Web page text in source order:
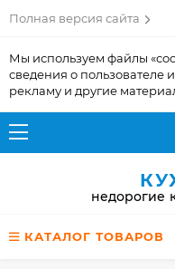
Полная версия сайта
Мы используем файлы
сведения о пользователе
рекламу и другие
недорогие
КАТАЛОГ ТОВАРОВ